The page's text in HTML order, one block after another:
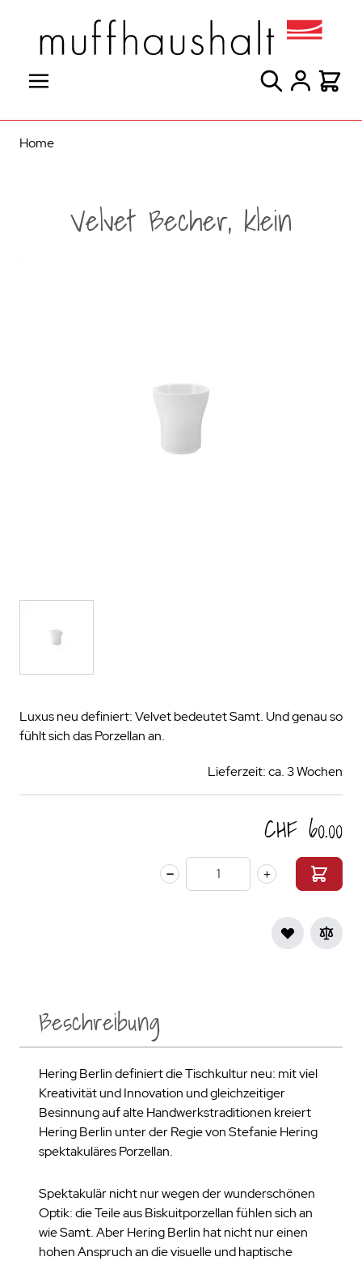
Suche
Home
Velvet Becher, klein
Luxus neu definiert: Velvet bedeutet Samt. Und genau so
fühlt sich das Porzellan an.
Lieferzeit: ca. 3 Wochen
CHF 60.00
Menge
Beschreibung
Hering Berlin definiert die Tischkultur neu: mit viel
Kreativität und Innovation und gleichzeitiger
Besinnung auf alte Handwerkstraditionen kreiert
Hering Berlin unter der Regie von Stefanie Hering
spektakuläres Porzellan.
Spektakulär nicht nur wegen der wunderschönen
Optik: die Teile aus Biskuitporzellan fühlen sich an
wie Samt. Aber Hering Berlin hat nicht nur einen
hohen Anspruch an die visuelle und haptische